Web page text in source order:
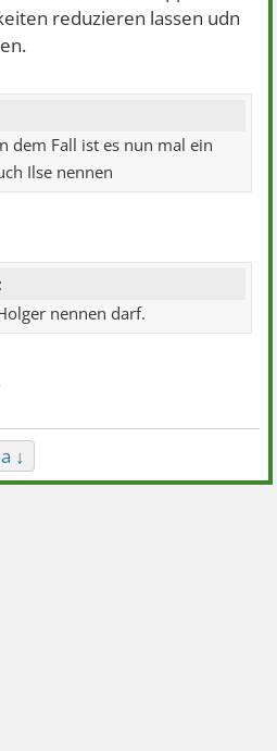
reduzieren lassen udn
dem Fall ist es nun mal ein
Ilse nennen
nennen darf.
↓